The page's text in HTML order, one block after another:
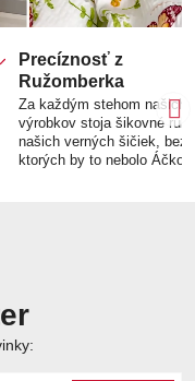
Precíznosť z
Ružomberka
Za každým stehom našich
výrobkov stoja šikovné ruky
našich verných šičiek, bez
ktorých by to nebolo Áčko.